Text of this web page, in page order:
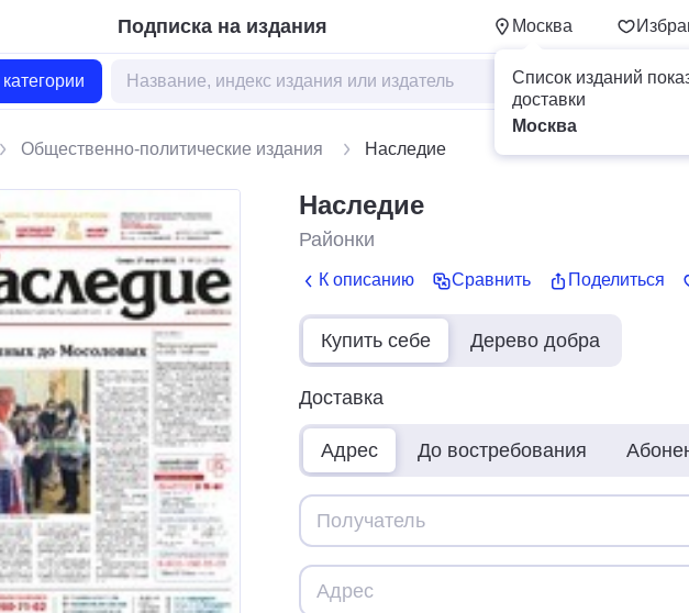
Подписка на издания Москва
Список изданий
доставки
Москва
Общественно-политические издания Наследие
Наследие
Районки
К описанию Сравнить Поделиться
Купить себе Дерево добра
Доставка
Адрес До востребования